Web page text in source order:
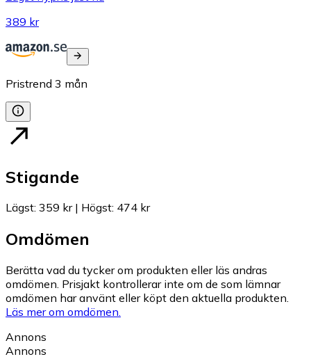
389 kr
Pristrend 3 mån
Stigande
Lägst: 359 kr| Högst: 474 kr
Omdömen
Berätta vad du tycker om produkten eller läs andras
omdömen. Prisjakt kontrollerar inte om de som lämnar
omdömen har använt eller köpt den aktuella produkten.
Läs mer om omdömen.
Annons
Annons